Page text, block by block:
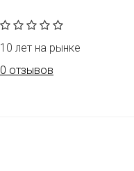
10 лет на рынке
0 отзывов